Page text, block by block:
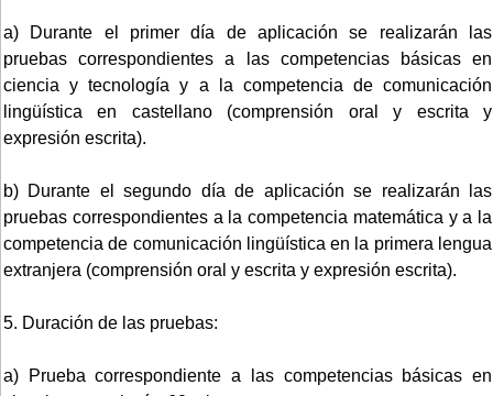
a) Durante el primer día de aplicación se realizarán las
pruebas correspondientes a las competencias básicas en
ciencia y tecnología y a la competencia de comunicación
lingüística en castellano (comprensión oral y escrita y
expresión escrita).
b) Durante el segundo día de aplicación se realizarán las
pruebas correspondientes a la competencia matemática y a la
competencia de comunicación lingüística en la primera lengua
extranjera (comprensión oral y escrita y expresión escrita).
5. Duración de las pruebas:
a) Prueba correspondiente a las competencias básicas en